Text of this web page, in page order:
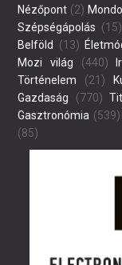
Nézőpont (2)
Szépségápolás (15)
Belföld
(13)
Mozi világ (440)
Történelem (21)
Gazdaság (770)
Gasztronómia (539)
(85)